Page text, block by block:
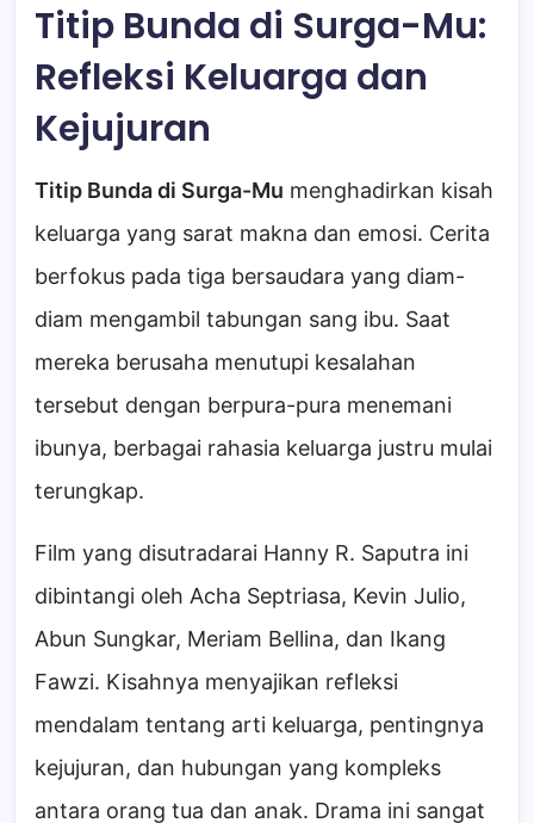
Titip Bunda di Surga-Mu:
Refleksi Keluarga dan
Kejujuran
Titip Bunda di Surga-Mu menghadirkan kisah
keluarga yang sarat makna dan emosi. Cerita
berfokus pada tiga bersaudara yang diam-
diam mengambil tabungan sang ibu. Saat
mereka berusaha menutupi kesalahan
tersebut dengan berpura-pura menemani
ibunya, berbagai rahasia keluarga justru mulai
terungkap.
Film yang disutradarai Hanny R. Saputra ini
dibintangi oleh Acha Septriasa, Kevin Julio,
Abun Sungkar, Meriam Bellina, dan Ikang
Fawzi. Kisahnya menyajikan refleksi
mendalam tentang arti keluarga, pentingnya
kejujuran, dan hubungan yang kompleks
antara orang tua dan anak. Drama ini sangat